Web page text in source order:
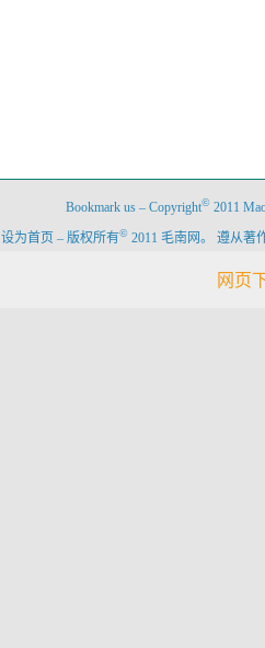
Bookmark us – Copyright© 2011
设为首页 – 版权所有© 2011 毛南网。 遵从著
网页